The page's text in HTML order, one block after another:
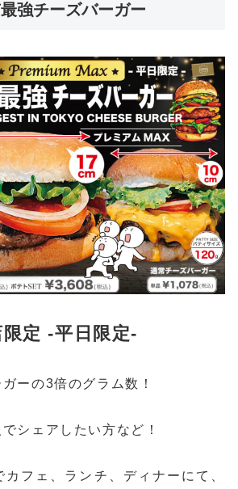
強チーズバーガー
定 -平日限定-
ーの3倍のグラム数！
シェアしたい方など！
フェ、ランチ、ディナーにて、